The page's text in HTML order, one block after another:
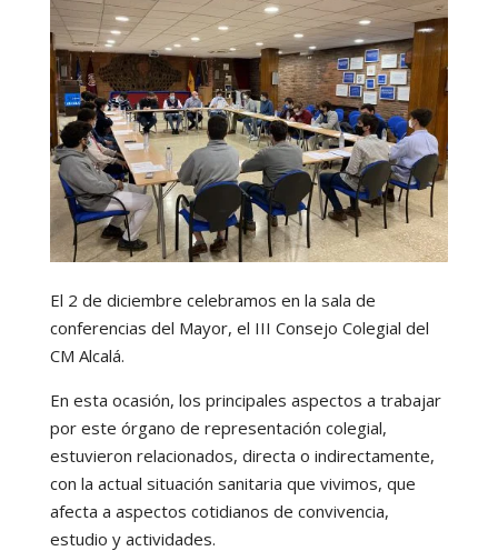
El 2 de diciembre celebramos en la sala de
conferencias del Mayor, el III Consejo Colegial del
CM Alcalá.
En esta ocasión, los principales aspectos a trabajar
por este órgano de representación colegial,
estuvieron relacionados, directa o indirectamente,
con la actual situación sanitaria que vivimos, que
afecta a aspectos cotidianos de convivencia,
estudio y actividades.